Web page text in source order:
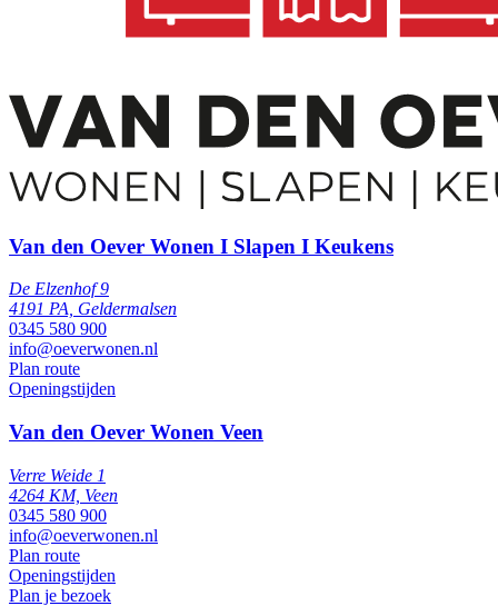
Van den Oever Wonen I Slapen I Keukens
De Elzenhof 9
4191 PA, Geldermalsen
0345 580 900
info@oeverwonen.nl
Plan route
Openingstijden
Van den Oever Wonen Veen
Verre Weide 1
4264 KM, Veen
0345 580 900
info@oeverwonen.nl
Plan route
Openingstijden
Plan je bezoek